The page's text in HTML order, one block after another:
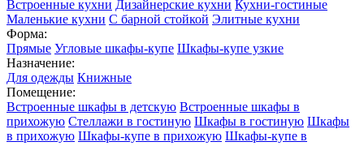
Встроенные кухни Дизайнерские кухни Кухни-гостиные
Маленькие кухни С барной стойкой Элитные кухни
Форма:
Прямые Угловые шкафы-купе Шкафы-купе узкие
Назначение:
Для одежды Книжные
Помещение:
Встроенные шкафы в детскую Встроенные шкафы в
прихожую Стеллажи в гостиную Шкафы в гостиную Шкафы
в прихожую Шкафы-купе в прихожую Шкафы-купе в